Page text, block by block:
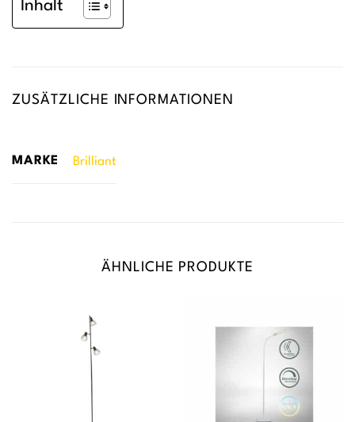
Inhalt
ZUSÄTZLICHE INFORMATIONEN
MARKE Brilliant
ÄHNLICHE PRODUKTE